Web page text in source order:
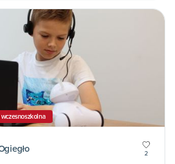
wczesnoszkolna
2